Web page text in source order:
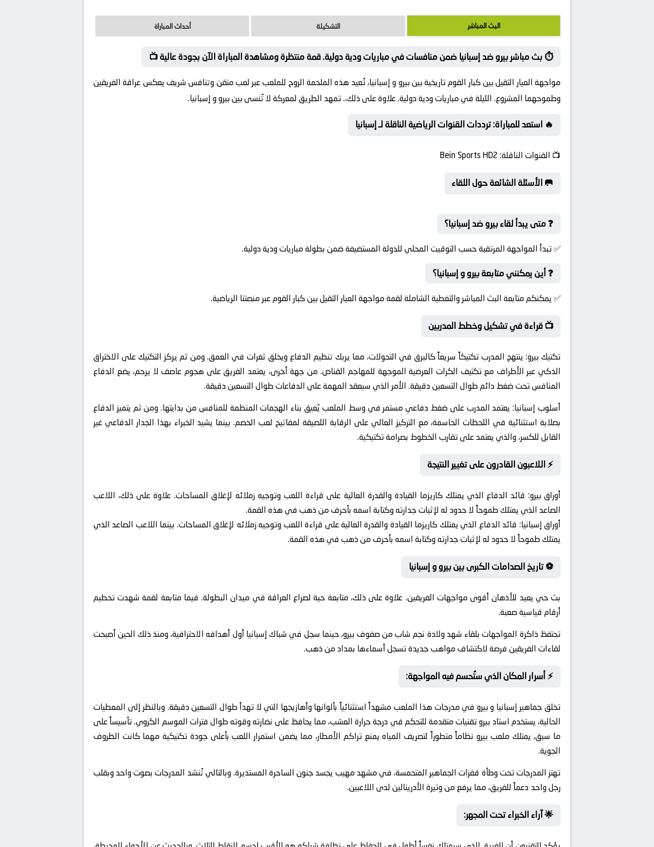
البث المباشر التشكيلة أحداث المباراة
⏱️ بث مباشر بيرو ضد إسبانيا ضمن منافسات في مباريات ودية دولية. قمة منتظرة ومشاهدة المباراة الآن بجودة عالية 📺
مواجهة العيار الثقيل بين كبار القوم تاريخية بين بيرو و إسبانيا، تُعيد هذه الملحمة الروح للملعب عبر لعب متقن وتنافس شريف يعكس عراقة الفريقين
وطموحهما المشروع. الليلة في مباريات ودية دولية. علاوة على ذلك،. تمهد الطريق لمعركة لا تُنسى بين بيرو و إسبانيا.
🔥 استعد للمباراة: ترددات القنوات الرياضية الناقلة لـ إسبانيا
📺 القنوات الناقلة:
🥅 الأسئلة الشائعة حول اللقاء
❓ متى يبدأ لقاء بيرو ضد إسبانيا؟
✅ تبدأ المواجهة المرتقبة حسب التوقيت المحلي للدولة المستضيفة ضمن بطولة مباريات ودية دولية.
❓ أين يمكنني متابعة بيرو و إسبانيا؟
✅ يمكنكم متابعة البث المباشر والتغطية الشاملة لقمة مواجهة العيار الثقيل بين كبار القوم عبر منصتنا الرياضية.
📺 قراءة في تشكيل وخطط المدربين
تكتيك بيرو: ينتهج المدرب تكتيكاً سريعاً كالبرق في التحولات، مما يربك تنظيم الدفاع ويخلق ثغرات في العمق. ومن ثم يركز التكتيك على الاختراق
الذكي عبر الأطراف مع تكثيف الكرات العرضية الموجهة للمهاجم القناص. من جهة أخرى، يعتمد الفريق على هجوم عاصف لا يرحم، يضع الدفاع
المنافس تحت ضغط دائم طوال التسعين دقيقة. الأمر الذي سيعقد المهمة على الدفاعات طوال التسعين دقيقة.
أسلوب إسبانيا: يعتمد المدرب على ضغط دفاعي مستمر في وسط الملعب يُعيق بناء الهجمات المنظمة للمنافس من بدايتها. ومن ثم يتميز الدفاع
بصلابة استثنائية في اللحظات الحاسمة، مع التركيز العالي على الرقابة اللصيقة لمفاتيح لعب الخصم. بينما يشيد الخبراء بهذا الجدار الدفاعي غير
القابل للكسر، والذي يعتمد على تقارب الخطوط بصرامة تكتيكية.
⚡ اللاعبون القادرون على تغيير النتيجة
أوراق بيرو: قائد الدفاع الذي يمتلك كاريزما القيادة والقدرة العالية على قراءة اللعب وتوجيه زملائه لإغلاق المساحات. علاوة على ذلك، اللاعب
الصاعد الذي يمتلك طموحاً لا حدود له لإثبات جدارته وكتابة اسمه بأحرف من ذهب في هذه القمة.
أوراق إسبانيا: قائد الدفاع الذي يمتلك كاريزما القيادة والقدرة العالية على قراءة اللعب وتوجيه زملائه لإغلاق المساحات. بينما اللاعب الصاعد الذي
يمتلك طموحاً لا حدود له لإثبات جدارته وكتابة اسمه بأحرف من ذهب في هذه القمة.
⚽ تاريخ الصدامات الكبرى بين بيرو و إسبانيا
بث حي يعيد للأذهان أقوى مواجهات الفريقين. علاوة على ذلك، متابعة حية لصراع العراقة في ميدان البطولة. فيما متابعة لقمة شهدت تحطيم
أرقام قياسية صعبة.
تحتفظ ذاكرة المواجهات بلقاء شهد ولادة نجم شاب من صفوف بيرو، حينما سجل في شباك إسبانيا أول أهدافه الاحترافية، ومنذ ذلك الحين أصبحت
لقاءات الفريقين فرصة لاكتشاف مواهب جديدة تسجل أسماءها بمداد من ذهب.
⚡ أسرار المكان الذي ستُحسم فيه المواجهة:
تخلق جماهير إسبانيا و بيرو في مدرجات هذا الملعب مشهداً استثنائياً بألوانها وأهازيجها التي لا تهدأ طوال التسعين دقيقة. وبالنظر إلى المعطيات
الحالية، يستخدم استاد بيرو تقنيات متقدمة للتحكم في درجة حرارة العشب، مما يحافظ على نضارته وقوته طوال فترات الموسم الكروي. تأسيساً على
ما سبق، يمتلك ملعب بيرو نظاماً متطوراً لتصريف المياه يمنع تراكم الأمطار، مما يضمن استمرار اللعب بأعلى جودة تكتيكية مهما كانت الظروف
الجوية.
تهتز المدرجات تحت وطأة قفزات الجماهير المتحمسة، في مشهد مهيب يجسد جنون الساحرة المستديرة. وبالتالي تُنشد المدرجات بصوت واحد وبقلب
رجل واحد دعماً للفريق، مما يرفع من وتيرة الأدرينالين لدى اللاعبين.
🌟 آراء الخبراء تحت المجهر: